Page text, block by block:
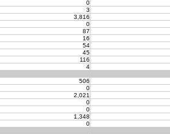
0
3
3,816
0
87
16
54
45
116
4
506
0
2,021
0
0
1,348
0